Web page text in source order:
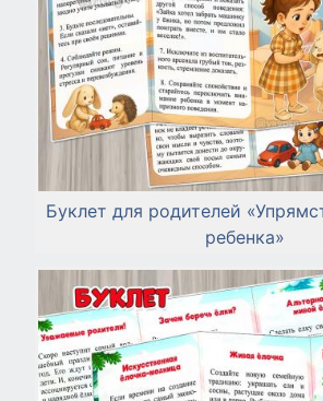
Буклет для родителей
ребенка»